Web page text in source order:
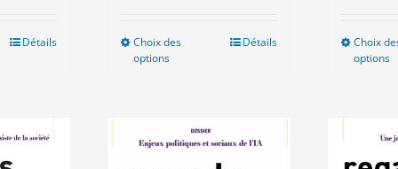
Détails
Choix des
options
Les
options
Détails
Choix
options